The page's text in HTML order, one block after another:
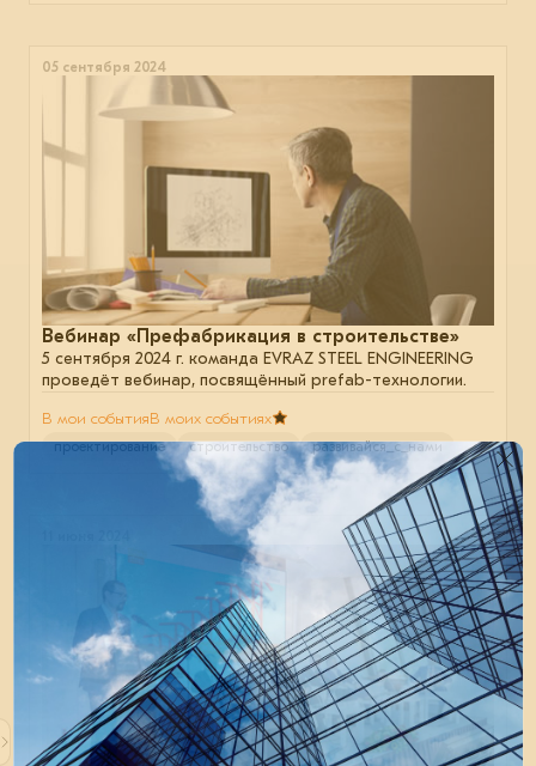
05 сентября 2024
Вебинар «Префабрикация в строительстве»
5 сентября 2024 г. команда EVRAZ STEEL ENGINEERING
проведёт вебинар, посвящённый prefab-технологии.
В мои событияВ моих событиях
проектирование строительство развивайся_с_нами